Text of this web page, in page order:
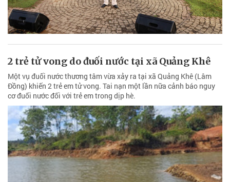
2 trẻ tử vong do đuối nước tại xã Quảng Khê
Một vụ đuối nước thương tâm vừa xảy ra tại xã Quảng Khê (Lâm
Đồng) khiến 2 trẻ em tử vong. Tai nạn một lần nữa cảnh báo nguy
cơ đuối nước đối với trẻ em trong dịp hè.